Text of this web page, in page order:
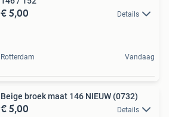
€ 5,00 Details
Rotterdam Vandaag
Beige broek maat 146 NIEUW (0732)
€ 5,00 Details